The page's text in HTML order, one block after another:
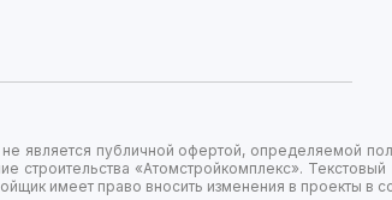
является публичной офертой, определяемой
строительства «Атомстройкомплекс».
имеет право вносить изменения в проекты в